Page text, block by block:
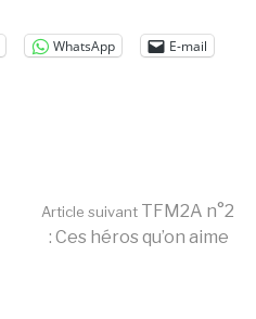
WhatsApp E-mail
Article suivant TFM2A n°2
: Ces héros qu’on aime